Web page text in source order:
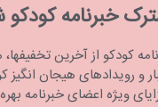
خبرنامه کودکو
کودکو از آخرین
و رویدادهای هیجان انگیز
ویژه اعضای خبرنامه